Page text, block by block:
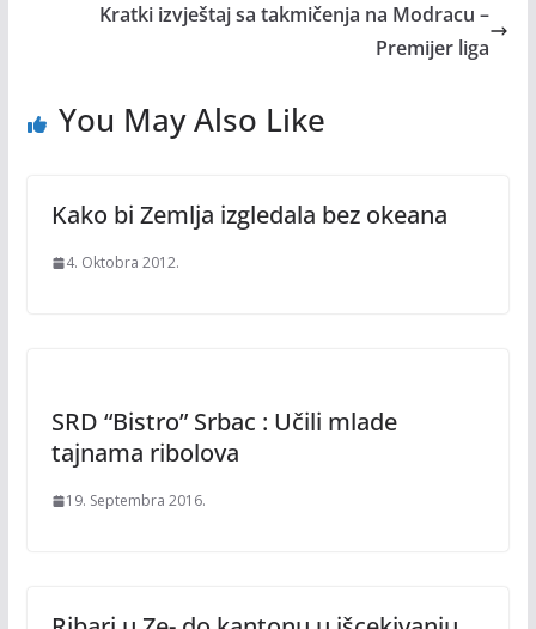
Kratki izvještaj sa takmičenja na Modracu –
Premijer liga
You May Also Like
Kako bi Zemlja izgledala bez okeana
4. Oktobra 2012.
SRD “Bistro” Srbac : Učili mlade
tajnama ribolova
19. Septembra 2016.